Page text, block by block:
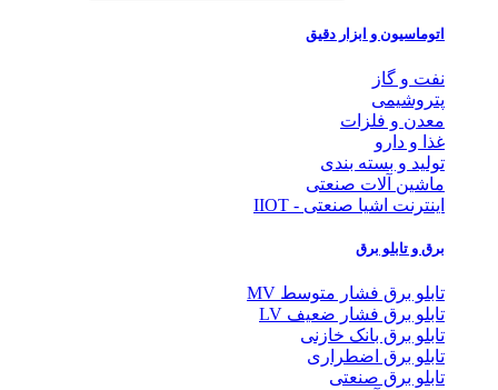
اتوماسیون و ابزار دقیق
نفت و گاز
پتروشیمی
معدن و فلزات
غذا و دارو
تولید و بسته بندی
ماشین آلات صنعتی
اینترنت اشیا صنعتی - IIOT
برق و تابلو برق
تابلو برق فشار متوسط MV
تابلو برق فشار ضعیف LV
تابلو برق بانک خازنی
تابلو برق اضطراری
تابلو برق صنعتی